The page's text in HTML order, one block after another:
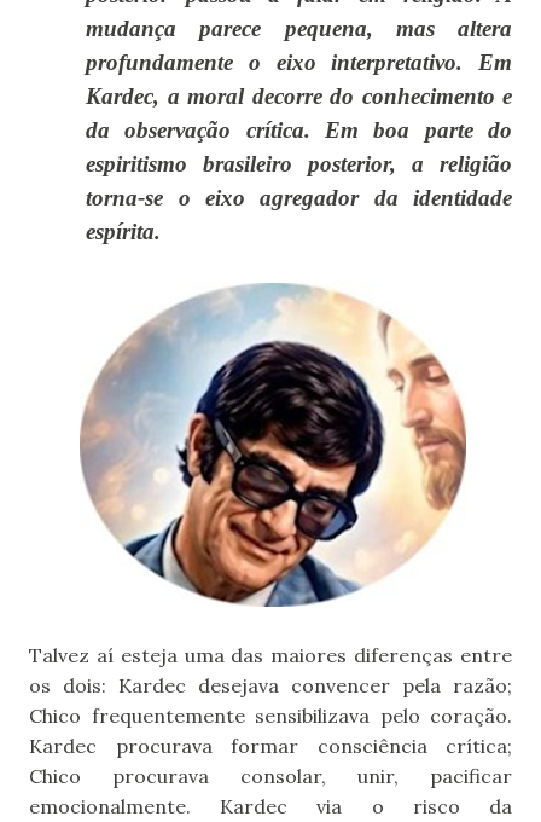
mudança parece pequena, mas altera
profundamente o eixo interpretativo. Em
Kardec, a moral decorre do conhecimento e
da observação crítica. Em boa parte do
espiritismo brasileiro posterior, a religião
torna-se o eixo agregador da identidade
espírita.
Talvez aí esteja uma das maiores diferenças entre
os dois: Kardec desejava convencer pela razão;
Chico frequentemente sensibilizava pelo coração.
Kardec procurava formar consciência crítica;
Chico procurava consolar, unir, pacificar
emocionalmente. Kardec via o risco da